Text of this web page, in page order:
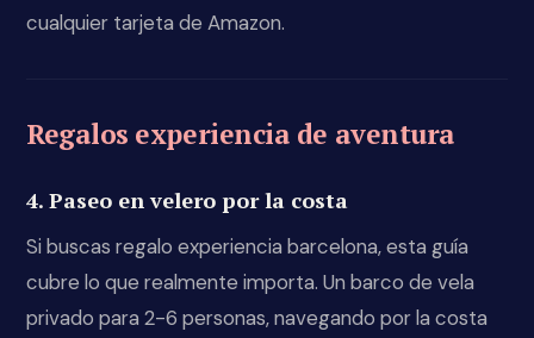
cualquier tarjeta de Amazon.
Regalos experiencia de aventura
4. Paseo en velero por la costa
Si buscas regalo experiencia barcelona, esta guía
cubre lo que realmente importa. Un barco de vela
privado para 2-6 personas, navegando por la costa